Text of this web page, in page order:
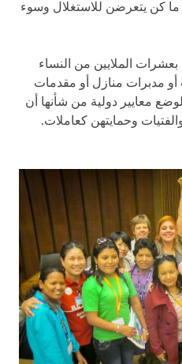
ما كن يتعرضن للاستغلال وسوء
الملايين من النساء
أو مدبرات منازل أو مقدمات
معايير دولية من شأنها أن
وحمايتهن كعاملات.